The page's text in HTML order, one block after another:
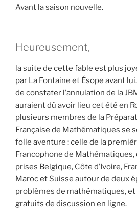
Avant la saison nouvelle.
Heureusement,
la suite de cette fable est plus
par La Fontaine et Ésope avant
de constater l’annulation de la
auraient dû avoir lieu cet été en
plusieurs membres de la
Française de Mathématiques se
folle aventure : celle de la
Francophone de
prises Belgique, Côte d’Ivoire,
Maroc et Suisse autour de deux
problèmes de mathématiques,
gratuits de discussion en ligne.